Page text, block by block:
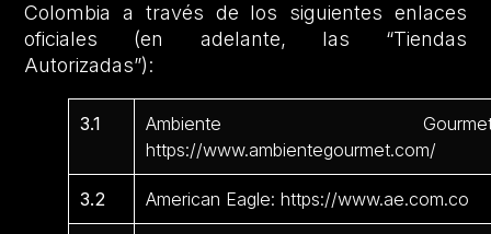
Colombia a través de los siguientes enlaces
oficiales (en adelante, las “Tiendas
Autorizadas”):
3.1
Ambiente
https://www.ambientegourmet.com/
3.2 American Eagle: https://www.ae.com.co